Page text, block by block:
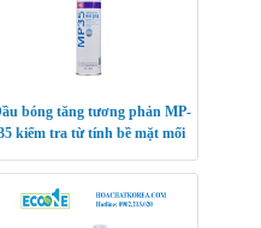
bóng tăng tương phản MP-
kiểm tra từ tính bề mặt mối